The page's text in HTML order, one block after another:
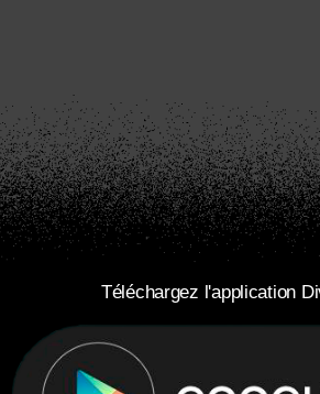
Téléchargez l'application